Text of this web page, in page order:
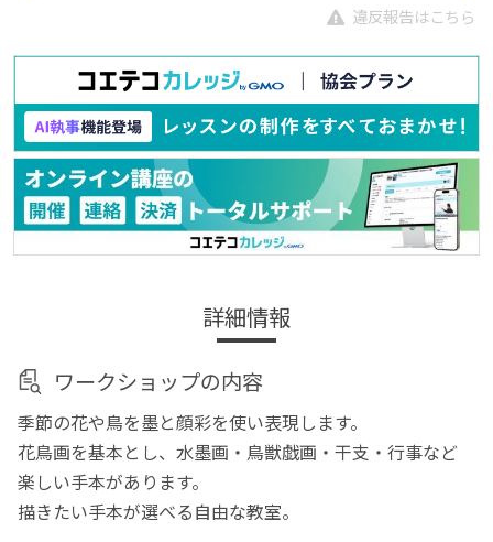
違反報告はこちら
詳細情報
ワークショップの内容
季節の花や鳥を墨と顔彩を使い表現します。
花鳥画を基本とし、水墨画・鳥獣戯画・干支・行事など
楽しい手本があります。
描きたい手本が選べる自由な教室。